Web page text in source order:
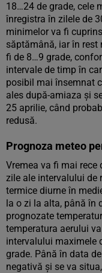
18…24 de grade, cele
înregistra în zilele de
minimelor va fi
săptămână, iar în
fi de 8…9 grade,
intervale de timp în
posibil mai însemnat
ales după-amiaza și
25 aprilie, când
redusă.
Prognoza meteo
Vremea va fi mai
zile ale intervalului de
termice diurne în
la o zi la alta, până în
prognozate
temperatura aerului
intervalului maximele
grade. Până în data
negativă și se va